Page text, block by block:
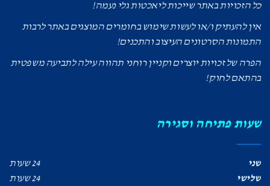
כל הזכויות באתר שייכות ליאכטות גלי נעמה!
אין להעתיק ו/או לעשות שימוש בחומרים המוצגים באתר לרבות
התמונות הסרטונים העיצוב והתכנים!
הפרה של זכויות יוצרים וקניין רוחני תהווה עילה לתביעה משפטית
בהתאם לחוק!
שעות פתיחה וסגירה
שני
24 שעות
שלישי
24 שעות